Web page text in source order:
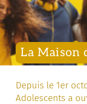
La Maison
Depuis le 1er
Adolescents a